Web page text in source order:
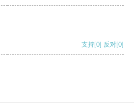
支持[0] 反对[0]